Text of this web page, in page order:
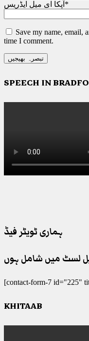
آپکا ای میل ایڈریس *
Save my name, email,
time I comment.
SPEECH IN
ہماری ٹویٹر فیڈ
لسٹ میں شامل ہوں
[contact-form-7 id="225"
KHITAAB